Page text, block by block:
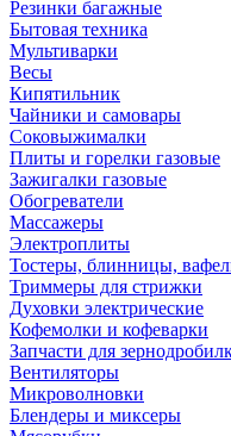
Резинки багажные
Бытовая техника
Мультиварки
Весы
Кипятильник
Чайники и самовары
Соковыжималки
Плиты и горелки газовые
Зажигалки газовые
Обогреватели
Массажеры
Электроплиты
Тостеры, блинницы,
Триммеры для стрижки
Духовки электрические
Кофемолки и кофеварки
Запчасти для
Вентиляторы
Микроволновки
Блендеры и миксеры